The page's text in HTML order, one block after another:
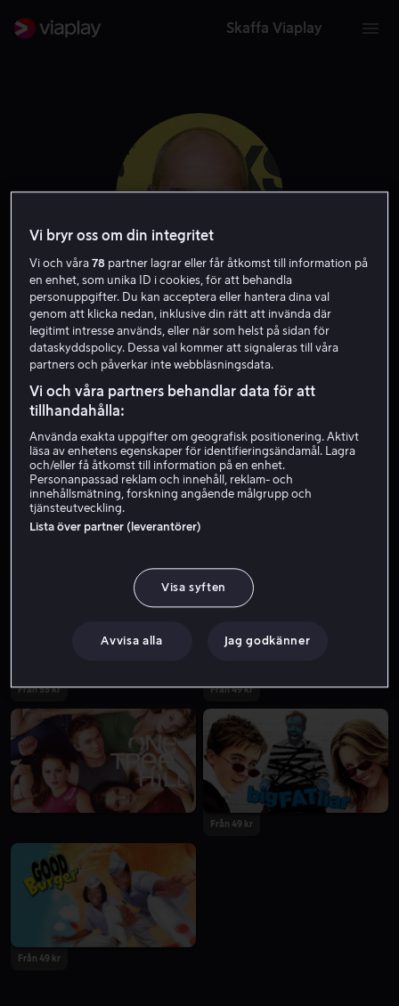
Skaffa Viaplay
Brian Robbins
Exekutiv producent Producent
Från 55 kr Från 49 kr
Från 49 kr
Från 49 kr
Vi bryr oss om din integritet
Vi och våra78 partner lagrar eller får åtkomst till information på
en enhet, som unika ID i cookies, för att behandla
personuppgifter. Du kan acceptera eller hantera dina val
genom att klicka nedan, inklusive din rätt att invända där
legitimt intresse används, eller när som helst på sidan för
dataskyddspolicy. Dessa val kommer att signaleras till våra
partners och påverkar inte webbläsningsdata.
Vi och våra partners behandlar data för att
tillhandahålla:
Använda exakta uppgifter om geografisk positionering. Aktivt
läsa av enhetens egenskaper för identifieringsändamål. Lagra
och/eller få åtkomst till information på en enhet.
Personanpassad reklam och innehåll, reklam- och
innehållsmätning, forskning angående målgrupp och
tjänsteutveckling.
Lista över partner (leverantörer)
Visa syften
Avvisa alla Jag godkänner